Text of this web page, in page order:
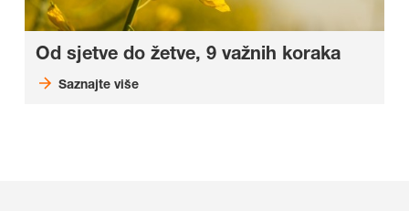
Od sjetve do žetve, 9 važnih koraka
Saznajte više